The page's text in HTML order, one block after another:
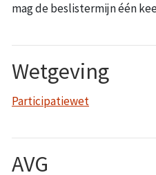
mag de beslistermijn één
Wetgeving
Participatiewet
AVG